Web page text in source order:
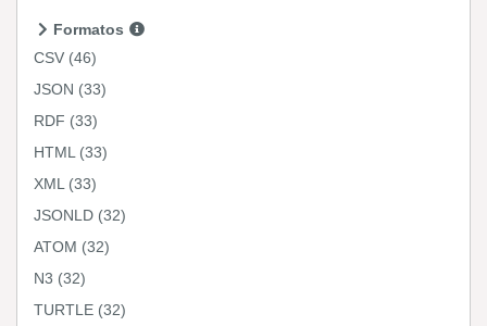
Formatos
CSV (46)
JSON (33)
RDF (33)
HTML (33)
XML (33)
JSONLD (32)
ATOM (32)
N3 (32)
TURTLE (32)